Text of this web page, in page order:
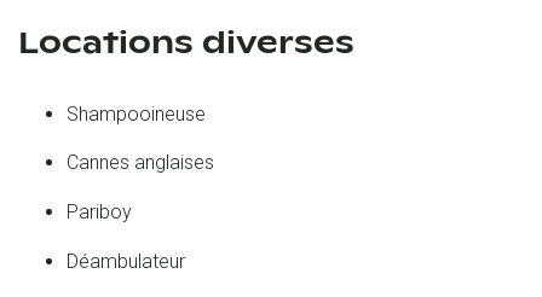
Locations diverses
Shampooineuse
Cannes anglaises
Pariboy
Déambulateur